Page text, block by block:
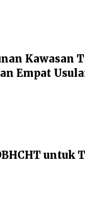
Kawasan
Empat
untuk